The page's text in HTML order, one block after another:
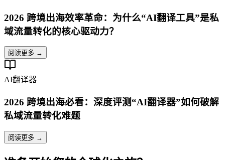
2026 跨境出海效率革命：为什么“AI翻译工具”是私
域流量转化的核心驱动力？
阅读更多 →
AI翻译器
2026 跨境出海必看：深度评测“AI翻译器”如何破解
私域流量转化难题
阅读更多 →